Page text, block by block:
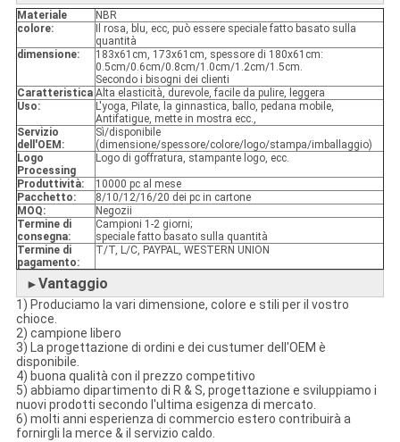
Materiale
NBR
colore:
Il rosa, blu, ecc, può essere speciale fatto basato sulla
quantità
dimensione:
183x61cm, 173x61cm, spessore di 180x61cm:
0.5cm/0.6cm/0.8cm/1.0cm/1.2cm/1.5cm.
Secondo i bisogni dei clienti
Caratteristica Alta elasticità, durevole, facile da pulire, leggera
Uso:
L'yoga, Pilate, la ginnastica, ballo, pedana mobile,
Antifatigue, mette in mostra ecc.,
Servizio
dell'OEM:
Sì/disponibile
(dimensione/spessore/colore/logo/stampa/imballaggio)
Logo
Processing
Logo di goffratura, stampante logo, ecc.
Produttività:
10000 pc al mese
Pacchetto:
8/10/12/16/20 dei pc in cartone
MOQ:
Negozii
Termine di
consegna:
Campioni 1-2 giorni;
speciale fatto basato sulla quantità
Termine di
pagamento:
T/T, L/C, PAYPAL, WESTERN UNION
►Vantaggio
1) Produciamo la vari dimensione, colore e stili per il vostro
chioce.
2) campione libero
3) La progettazione di ordini e dei custumer dell'OEM è
disponibile.
4) buona qualità con il prezzo competitivo
5) abbiamo dipartimento di R & S, progettazione e sviluppiamo i
nuovi prodotti secondo l'ultima esigenza di mercato.
6) molti anni esperienza di commercio estero contribuirà a
fornirgli la merce & il servizio caldo.